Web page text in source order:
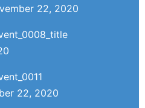
22, 2020
22, 2020